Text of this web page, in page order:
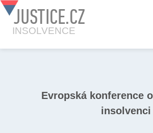
JUSTICE.CZ
INSOLVENCE
Evropská konference
insolvenci